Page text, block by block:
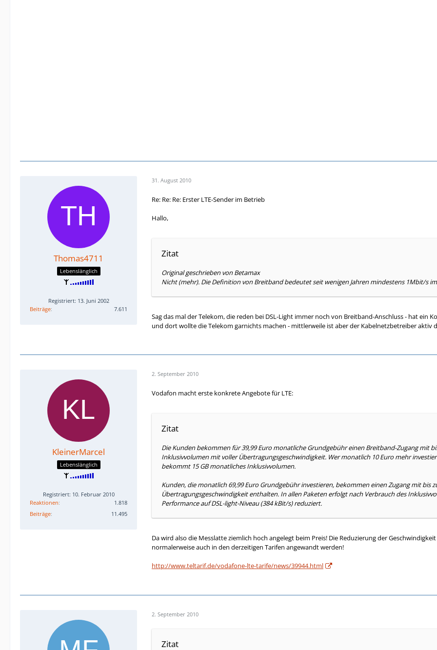
Thomas4711
Lebenslänglich
Registriert: 13. Juni 2002
Beiträge
7.611
31. August 2010
Re: Re: Re: Erster LTE-Sender im Betrieb
Hallo,
Zitat
Original geschrieben von Betamax
Nicht (mehr). Die Definition von Breitband bedeutet seit wenigen Jahren mindestens 1Mbit/s
Sag das mal der Telekom, die reden bei DSL-Light immer noch von Breitband-Anschluss - hat ein
und dort wollte die Telekom garnichts machen - mittlerweile ist aber der Kabelnetzbetreiber aktiv
KleinerMarcel
Lebenslänglich
Registriert: 10. Februar 2010
Reaktionen
1.818
Beiträge
11.495
2. September 2010
Vodafon macht erste konkrete Angebote für LTE:
Zitat
Die Kunden bekommen für 39,99 Euro monatliche Grundgebühr einen Breitband-Zugang mit
Inklusivvolumen mit voller Übertragungsgeschwindigkeit. Wer monatlich 10 Euro mehr
bekommt 15 GB monatliches Inklusivvolumen.
Kunden, die monatlich 69,99 Euro Grundgebühr investieren, bekommen einen Zugang mit bis
Übertragungsgeschwindigkeit enthalten. In allen Paketen erfolgt nach Verbrauch des
Performance auf DSL-light-Niveau (384 kBit/s) reduziert.
Da wird also die Messlatte ziemlich hoch angelegt beim Preis! Die Reduzierung der
normalerweise auch in den derzeitigen Tarifen angewandt werden!
http://www.teltarif.de/vodafone-lte-tarife/news/39944.html
2. September 2010
Zitat